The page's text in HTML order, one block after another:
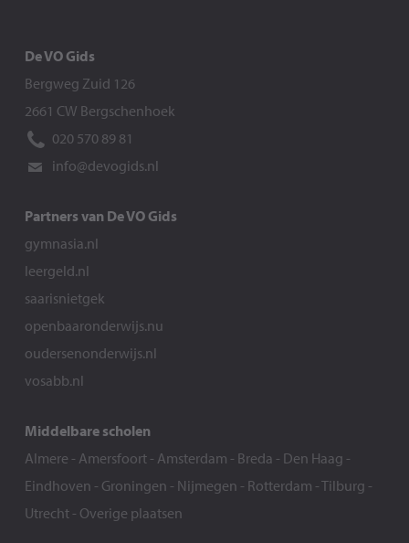
De VO Gids
Bergweg Zuid 126
2661 CW Bergschenhoek
020 570 89 81
info@devogids.nl
Partners van De VO Gids
gymnasia.nl
leergeld.nl
saarisnietgek
openbaaronderwijs.nu
oudersenonderwijs.nl
vosabb.nl
Middelbare scholen
Almere - Amersfoort- Amsterdam - Breda - Den Haag -
Eindhoven - Groningen - Nijmegen - Rotterdam -Tilburg -
Utrecht- Overige plaatsen